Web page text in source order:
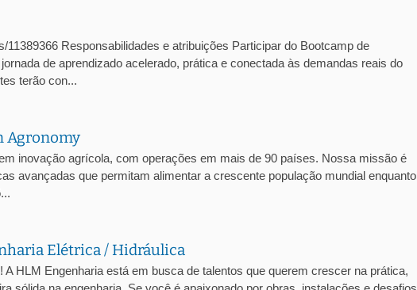
Responsabilidades e atribuições Participar do Bootcamp de
de aprendizado acelerado, prática e conectada às demandas reais do
terão con...
Agronomy
inovação agrícola, com operações em mais de 90 países. Nossa missão é
avançadas que permitam alimentar a crescente população mundial enquanto
Elétrica / Hidráulica
HLM Engenharia está em busca de talentos que querem crescer na prática,